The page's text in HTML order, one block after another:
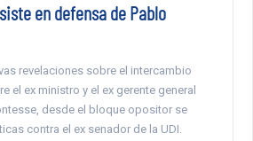
en defensa de Pablo
revelaciones sobre el intercambio
el ex ministro y el ex gerente general
desde el bloque opositor se
contra el ex senador de la UDI.